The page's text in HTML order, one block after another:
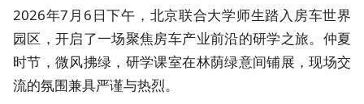
2026年7月6日下午，北京联合大学师生踏入房车世界
园区，开启了一场聚焦房车产业前沿的研学之旅。仲夏
时节，微风拂绿，研学课室在林荫绿意间铺展，现场交
流的氛围兼具严谨与热烈。